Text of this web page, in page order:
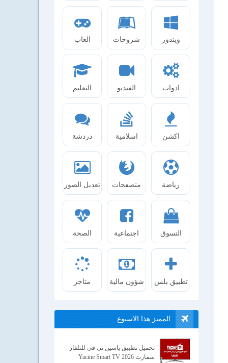
ويندوز شروحات العاب
ادوات الفيديو التعليم
اكشن اسلامية دردشة
رياضة متصفحات تعديل الصور
التسوق اجتماعية الصحة
تطبيق بلس شؤون مالية متاجر
المميز هذا الاسبوع
تحميل تطبيق ياسين تي في للتلفاز
سمارت Yacine Smart TV 2026